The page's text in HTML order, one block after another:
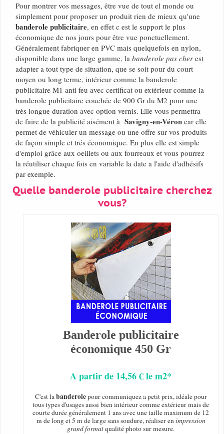
Pour montrer vos messages, être vue de tout el monde ou
simplement pour proposer un produit rien de mieux qu'une
banderole publicitaire, en effet c est le support le plus
économique de nos jours pour être vue ponctuellement.
Généralement fabriquer en PVC mais quelquefois en nylon,
disponible dans une large gamme, la banderole pas cher est
adapter a tout type de situation, que se soit pour du court
moyen ou long terme, intérieur comme la banderole
publicitaire M1 anti feu avec certificat ou extérieur comme la
banderole publicitaire couchée de 900 Gr du M2 pour une
très longue duration avec option vernis. Elle vous permettra
de faire de la publicité aisément à Savigny-en-Véron car elle
permet de véhiculer un message ou une offre sur vos produits
de façon simple et trés économique. En plus elle est simple
d'emploi grâce aux oeillets ou aux fourreaux et vous pourrez
la réutiliser chaque fois en variable la date a l'aide d'adhésifs
par exemple.
Quelle banderole publicitaire cherchez
vous?
Banderole publicitaire
économique 450 Gr
A partir de 14,56 € le m2*
C'est labanderolepour communiquez a petit prix, idéale pour
tous types d'usages aussi bien intérieur comme extérieur mais de
courte durée généralement 1 ans avec une taille maximum de 12
m de long et 5 m de large sans soudure, réaliser enimpression
grand formatqualité photo sur mesure.